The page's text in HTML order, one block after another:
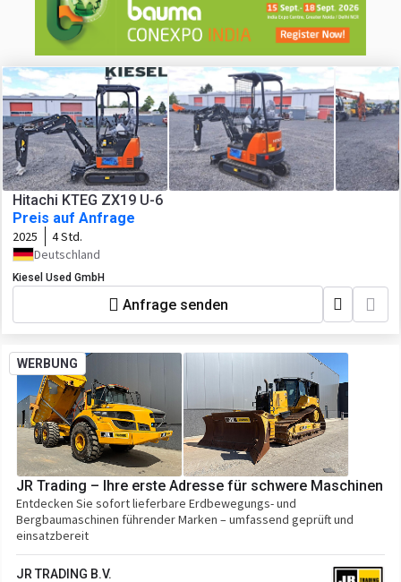
Hitachi KTEG ZX19 U-6
Preis auf Anfrage
2025
4 Std.
Deutschland
Kiesel Used GmbH
Anfrage senden
WERBUNG
JR Trading – Ihre erste Adresse für schwere Maschinen
Entdecken Sie sofort lieferbare Erdbewegungs- und
Bergbaumaschinen führender Marken – umfassend geprüft und
einsatzbereit
JR TRADING B.V.